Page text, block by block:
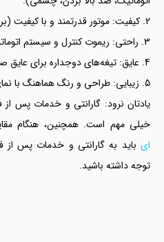
کیفیت: موتور قدرتمند و با کیفیت
راحتی: ریموت کنترل و سیستم
عایق: تیغه‌های دوجداره برای عایق
زیبایی: طراحی و رنگ هماهنگ با
یادتان نرود: گارانتی و خدمات
خیلی مهم است. همچنین، هنگام
ایباید به گارانتی و خدمات پس
توجه داشته باشید.